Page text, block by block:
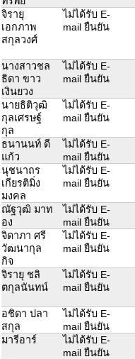
จิรายุ
เอกภาพ
สกุลวงศ์
ไม่ได้รับ E-
mail ยืนยัน
นางสาวชล
ธิดา ขาว
เงินยวง
ไม่ได้รับ E-
mail ยืนยัน
นายธิติวุฒิ
กุลเศรษฐ์
กุล
ไม่ได้รับ E-
mail ยืนยัน
ธนานนท์ ดี
แก้ว
ไม่ได้รับ E-
mail ยืนยัน
นุชนาถร
เกียรติมิ่ง
มงคล
ไม่ได้รับ E-
mail ยืนยัน
ณัฐวุฒิ มาท
อง
ไม่ได้รับ E-
mail ยืนยัน
จิดาภา ศรี
วัฒนากุล
กิจ
ไม่ได้รับ E-
mail ยืนยัน
จิรายุ ชลิ
ตกุลนันทน์
ไม่ได้รับ E-
mail ยืนยัน
อชิดา ปลา
สกุล
ไม่ได้รับ E-
mail ยืนยัน
มารีอาร์
ไม่ได้รับ E-
mail ยืนยัน